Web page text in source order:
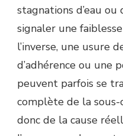
stagnations d’eau
signaler une
l’inverse, une usure
d’adhérence ou une
peuvent parfois se
complète de la
donc de la cause